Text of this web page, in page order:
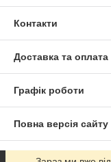
Контакти
Доставка та оплата
Графік роботи
Повна версія сайту
Сайт створено на